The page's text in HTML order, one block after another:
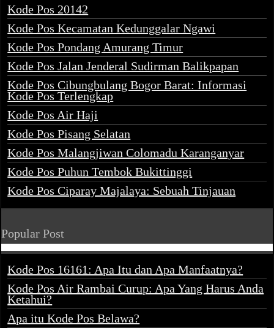
Kode Pos 20142
Kode Pos Kecamatan Kedunggalar Ngawi
Kode Pos Pondang Amurang Timur
Kode Pos Jalan Jenderal Sudirman Balikpapan
Kode Pos Cibungbulang Bogor Barat: Informasi
Kode Pos Terlengkap
Kode Pos Air Haji
Kode Pos Pisang Selatan
Kode Pos Malangjiwan Colomadu Karanganyar
Kode Pos Puhun Tembok Bukittinggi
Kode Pos Ciparay Majalaya: Sebuah Tinjauan
Popular Post
Kode Pos 16161: Apa Itu dan Apa Manfaatnya?
Kode Pos Air Rambai Curup: Apa Yang Harus Anda
Ketahui?
Apa itu Kode Pos Belawa?